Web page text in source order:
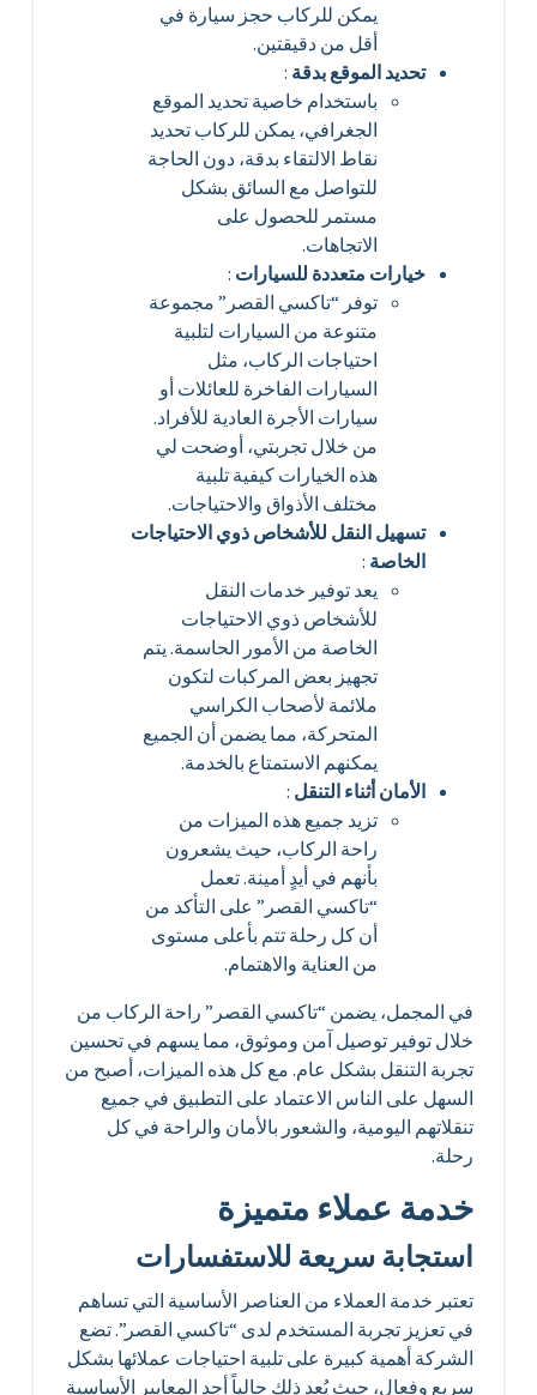
يمكن للركاب حجز سيارة في
أقل من دقيقتين.
تحديد الموقع بدقة:
باستخدام خاصية تحديد الموقع
الجغرافي، يمكن للركاب تحديد
نقاط الالتقاء بدقة، دون الحاجة
للتواصل مع السائق بشكل
مستمر للحصول على
الاتجاهات.
خيارات متعددة للسيارات:
توفر “تاكسي القصر” مجموعة
متنوعة من السيارات لتلبية
احتياجات الركاب، مثل
السيارات الفاخرة للعائلات أو
سيارات الأجرة العادية للأفراد.
من خلال تجربتي، أوضحت لي
هذه الخيارات كيفية تلبية
مختلف الأذواق والاحتياجات.
تسهيل النقل للأشخاص ذوي الاحتياجات
الخاصة:
يعد توفير خدمات النقل
للأشخاص ذوي الاحتياجات
الخاصة من الأمور الحاسمة. يتم
تجهيز بعض المركبات لتكون
ملائمة لأصحاب الكراسي
المتحركة، مما يضمن أن الجميع
يمكنهم الاستمتاع بالخدمة.
الأمان أثناء التنقل:
تزيد جميع هذه الميزات من
راحة الركاب، حيث يشعرون
بأنهم في أيدٍ أمينة. تعمل
“تاكسي القصر” على التأكد من
أن كل رحلة تتم بأعلى مستوى
من العناية والاهتمام.
في المجمل، يضمن “تاكسي القصر” راحة الركاب من
خلال توفير توصيل آمن وموثوق، مما يسهم في تحسين
تجربة التنقل بشكل عام. مع كل هذه الميزات، أصبح من
السهل على الناس الاعتماد على التطبيق في جميع
تنقلاتهم اليومية، والشعور بالأمان والراحة في كل
رحلة.
خدمة عملاء متميزة
استجابة سريعة للاستفسارات
تعتبر خدمة العملاء من العناصر الأساسية التي تساهم
في تعزيز تجربة المستخدم لدى “تاكسي القصر”. تضع
الشركة أهمية كبيرة على تلبية احتياجات عملائها بشكل
سريع وفعال، حيث يُعد ذلك حالياً أحد المعايير الأساسية